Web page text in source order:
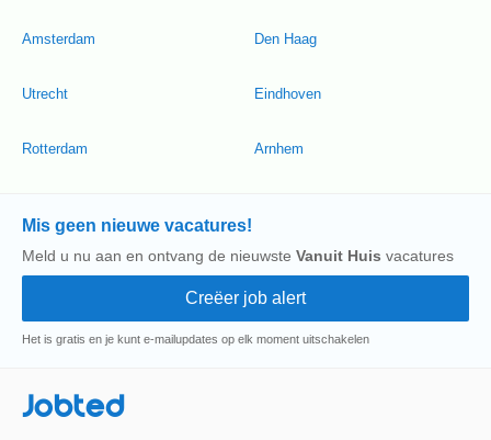
Amsterdam
Utrecht
Rotterdam
Den Haag
Eindhoven
Arnhem
Mis geen nieuwe vacatures!
Meld u nu aan en ontvang de nieuwste Vanuit Huis vacatures
Het is gratis en je kunt e-mailupdates op elk moment uitschakelen
Jobted